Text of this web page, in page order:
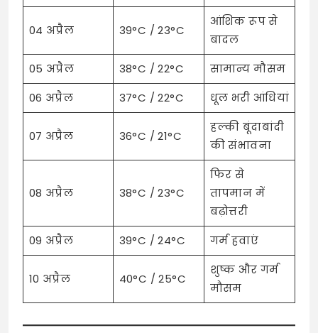
04 अप्रैल 39°C / 23°C
आंशिक रूप से
बादल
05 अप्रैल
38°C / 22°C
सामान्य मौसम
06 अप्रैल
37°C / 22°C धूल भरी आंधियां
07 अप्रैल 36°C / 21°C
हल्की बूंदाबांदी
की संभावना
08 अप्रैल 38°C / 23°C
फिर से
तापमान में
बढ़ोत्तरी
09 अप्रैल
39°C / 24°C गर्म हवाएं
10 अप्रैल 40°C / 25°C
शुष्क और गर्म
मौसम